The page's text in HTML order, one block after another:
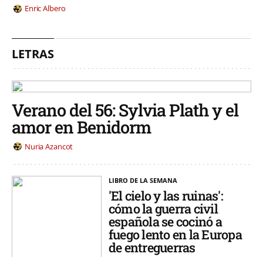
Enric Albero
LETRAS
Verano del 56: Sylvia Plath y el
amor en Benidorm
Nuria Azancot
LIBRO DE LA SEMANA
'El cielo y las ruinas':
cómo la guerra civil
española se cocinó a
fuego lento en la Europa
de entreguerras